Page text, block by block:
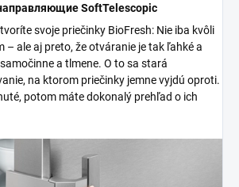
SoftTelescopic
svoje priečinky BioFresh: Nie iba kvôli
– ale aj preto, že otváranie je tak ľahké a
a tlmene. O to sa stará
na ktorom priečinky jemne vyjdú oproti.
potom máte dokonalý prehľad o ich